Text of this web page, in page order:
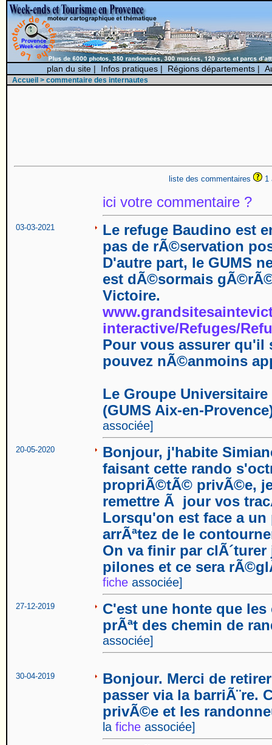
plan du site | Infos pratiques | Régions départements |
Accueil > commentaire des internautes
liste des commentaires 1
ici votre commentaire ?
03-03-2021
Le refuge Baudino est
pas de rÃ©servation
D'autre part, le GUMS
est dÃ©sormais
Victoire.
interactive/Refuges/
Pour vous assurer qu'il
pouvez nÃ©anmoins
Le Groupe
(GUMS Aix-en-
associée]
20-05-2020
Bonjour, j'habite
faisant cette rando
propriÃ©tÃ© privÃ©e,
remettre Ã jour vos
Lorsqu'on est face a un
arrÃªtez de le
On va finir par
pilones et ce sera
fiche associée]
27-12-2019
C'est une honte que
prÃªt des chemin de
associée]
30-04-2019
Bonjour. Merci de
passer via la
privÃ©e et les
la fiche associée]